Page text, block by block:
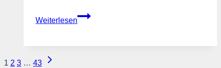
Weiterlesen
Krankenkassenbeiträge:
Seitennavigation
1 2 3 … 43
Nächste